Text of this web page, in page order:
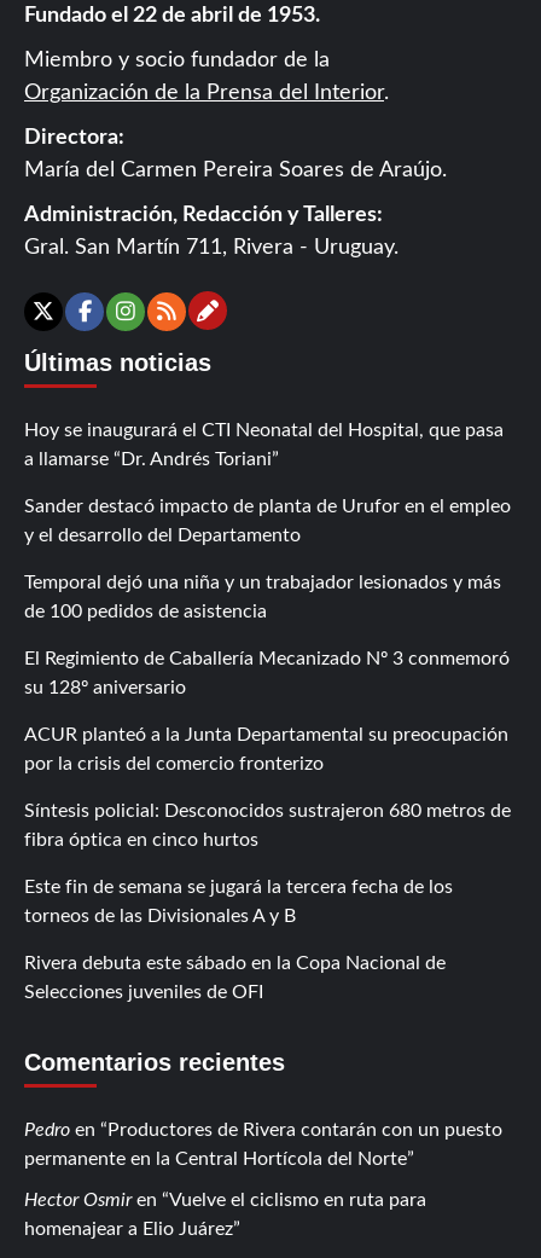
Fundado el 22 de abril de 1953.
Miembro y socio fundador de la
Organización de la Prensa del Interior.
Directora:
María del Carmen Pereira Soares de Araújo.
Administración, Redacción y Talleres:
Gral. San Martín 711, Rivera - Uruguay.
X Facebook
Instagram
RSSContáctanos
Últimas noticias
Hoy se inaugurará el CTI Neonatal del Hospital, que pasa
a llamarse “Dr. Andrés Toriani”
Sander destacó impacto de planta de Urufor en el empleo
y el desarrollo del Departamento
Temporal dejó una niña y un trabajador lesionados y más
de 100 pedidos de asistencia
El Regimiento de Caballería Mecanizado Nº 3 conmemoró
su 128º aniversario
ACUR planteó a la Junta Departamental su preocupación
por la crisis del comercio fronterizo
Síntesis policial: Desconocidos sustrajeron 680 metros de
fibra óptica en cinco hurtos
Este fin de semana se jugará la tercera fecha de los
torneos de las Divisionales A y B
Rivera debuta este sábado en la Copa Nacional de
Selecciones juveniles de OFI
Comentarios recientes
Pedro en
Productores de Rivera contarán con un puesto
permanente en la Central Hortícola del Norte
Hector Osmiren
Vuelve el ciclismo en ruta para
homenajear a Elio Juárez